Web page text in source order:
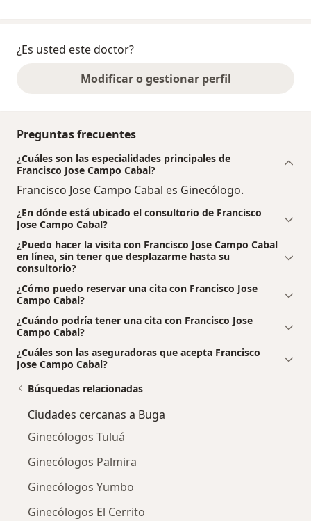
¿Es usted este doctor?
Modificar o gestionar perfil
Preguntas frecuentes
¿Cuáles son las especialidades principales de
Francisco Jose Campo Cabal?
Francisco Jose Campo Cabal es Ginecólogo.
¿En dónde está ubicado el consultorio de Francisco
Jose Campo Cabal?
¿Puedo hacer la visita con Francisco Jose Campo Cabal
en línea, sin tener que desplazarme hasta su
consultorio?
¿Cómo puedo reservar una cita con Francisco Jose
Campo Cabal?
¿Cuándo podría tener una cita con Francisco Jose
Campo Cabal?
¿Cuáles son las aseguradoras que acepta Francisco
Jose Campo Cabal?
Búsquedas relacionadas
Ciudades cercanas a Buga
Ginecólogos Tuluá
Ginecólogos Palmira
Ginecólogos Yumbo
Ginecólogos El Cerrito